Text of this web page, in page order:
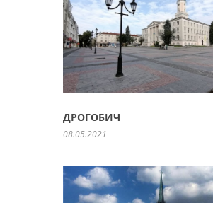
ДРОГОБИЧ
08.05.2021